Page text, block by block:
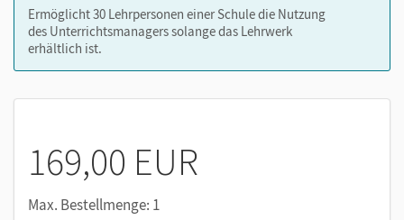
phase6
Verfügbar ab Schuljahresstart 2026/27:
Nutzen Sie den Unterrichtsmanager auf lernen.cornelsen.de
oder über die Cornelsen Lernen App.
Ermöglicht 30 Lehrpersonen einer Schule die Nutzung
des Unterrichtsmanagers solange das Lehrwerk
erhältlich ist.
169,00 EUR
Max. Bestellmenge: 1